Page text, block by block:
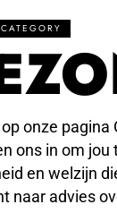
onze pagina
ons in om
en welzijn
naar advies